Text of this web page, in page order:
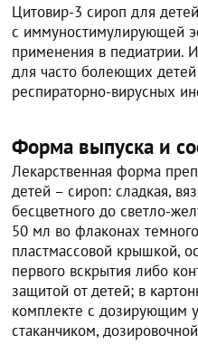
Цитовир-3 сироп для
с иммуностимулирующей
применения в педиатрии.
для часто болеющих
респираторно-вирусных
Форма выпуска и
Лекарственная форма
детей – сироп: сладкая,
бесцветного до светло-
50 мл во флаконах
пластмассовой крышкой,
первого вскрытия либо
защитой от детей; в
комплекте с дозирующим
стаканчиком,